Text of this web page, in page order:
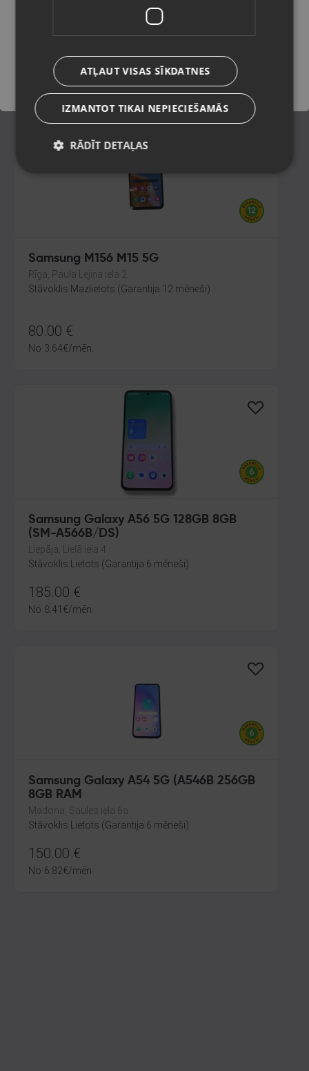
60.00
2.73€/mēn.
Jaunums!
Samsung M156 M15 5G
Rīga, Paula Lejiņa iela 2
Stāvoklis Mazlietots (Garantija 12 mēneši)
80.00 €
No 3.64€/mēn.
Samsung Galaxy A56 5G 128GB 8GB
(SM-A566B/DS)
Liepāja, Lielā iela 4
Stāvoklis Lietots (Garantija 6 mēneši)
185.00 €
No 8.41 €/mēn.
Samsung Galaxy A54 5G (A546B 256GB
8GB RAM
Madona, Saules iela 6a
Stāvoklis Lietots (Garantija 6 mēneši)
150.00 €
No 6.82€/mēn.
Saglabāt
ATĻAUT VISAS SĪKDATNES
IZMANTOT TIKAI NEPIECIEŠAMĀS
RĀDĪT DETAĻAS